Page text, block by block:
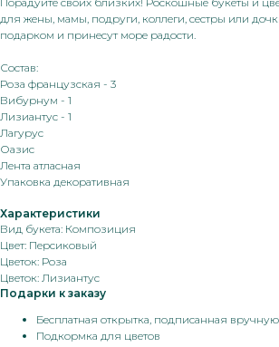
для жены, мамы, подруги, коллеги, сестры или
подарком и принесут море радости.
Состав:
Роза французская - 3
Вибурнум - 1
Лизиантус - 1
Лагурус
Оазис
Лента атласная
Упаковка декоративная
Характеристики
Вид букета: Композиция
Цвет: Персиковый
Цветок: Роза
Цветок: Лизиантус
Подарки к заказу
Бесплатная открытка, подписанная вручную
Подкормка для цветов